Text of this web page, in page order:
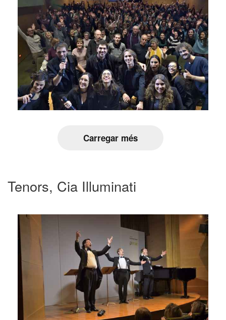
Carregar més
Tenors, Cia Illuminati